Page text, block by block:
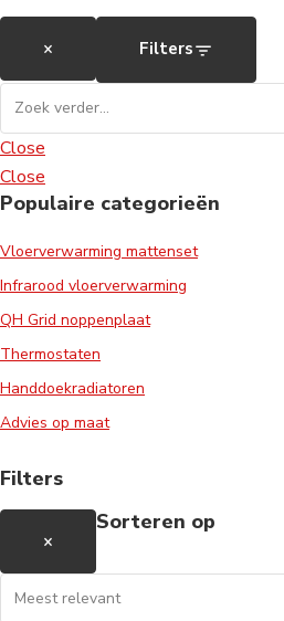
× Filters
Close
Close
Populaire categorieën
Vloerverwarming mattenset
Infrarood vloerverwarming
QH Grid noppenplaat
Thermostaten
Handdoekradiatoren
Advies op maat
Filters
×
Sorteren op